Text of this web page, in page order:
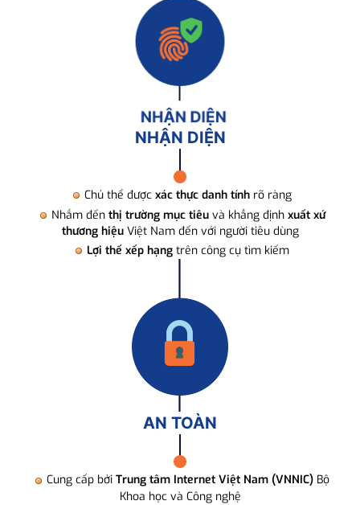
NHẬN DIỆN
Chủ thể được xác thực danh tính rõ ràng
Nhắm đến thị trường mục tiêuvà khẳng định xuất xứ
thương hiệuViệt Nam đến với người tiêu dùng
Lợi thế xếp hạng trên công cụ tìm kiếm
AN TOÀN
Cung cấp bởi Trung tâm Internet Việt Nam (VNNIC) Bộ
Khoa học và Công nghệ